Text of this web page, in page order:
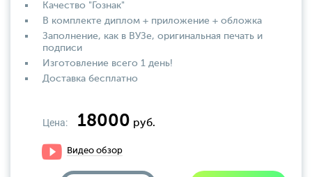
Качество "Гознак"
В комплекте диплом + приложение + обложка
Заполнение, как в ВУЗе, оригинальная печать и
подписи
Изготовление всего 1 день!
Доставка бесплатно
Цена: 18000 руб.
Видео обзор